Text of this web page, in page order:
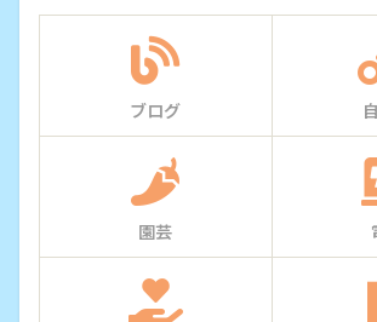
ブログ
園芸